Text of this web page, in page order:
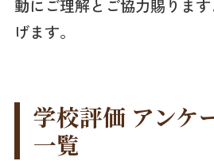
動にご理解とご協力賜りま
げます。
学校評価 アンケ
一覧